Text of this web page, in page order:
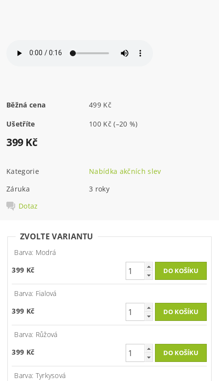
Běžná cena 499 Kč
Ušetříte 100 Kč(–20 %)
399 Kč
Kategorie
Nabídka akčních slev
Záruka
3 roky
Dotaz
ZVOLTE VARIANTU
Barva: Modrá
399 Kč
Barva: Fialová
399 Kč
Barva: Růžová
399 Kč
Barva: Tyrkysová